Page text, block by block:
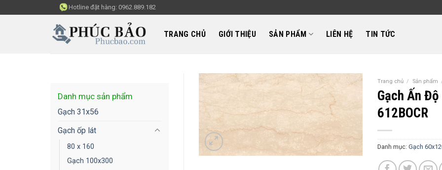
to
Hotline đặt hàng: 0962.889.182
TRANG CHỦ GIỚI THIỆU SẢN PHẨM LIÊN HỆ TIN TỨC
Danh mục sản phẩm
Gạch 31x56
Gạch ốp lát
80 x 160
Gạch 100x300
Trang chủ / Sản phẩm
Gạch Ấn
612BOCR
Danh mục:Gạch